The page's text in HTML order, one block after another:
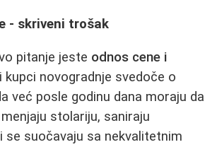
- skriveni trošak
pitanje jeste odnos cene i
kupci novogradnje svedoče o
već posle godinu dana moraju da
stolariju, saniraju
se suočavaju sa nekvalitetnim